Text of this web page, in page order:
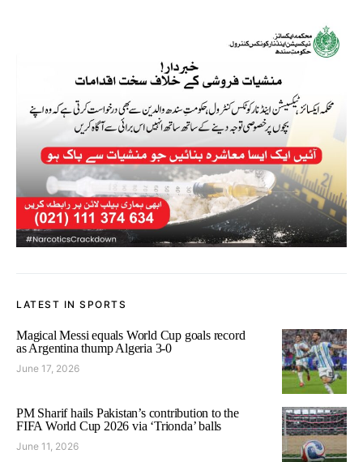
LATEST IN SPORTS
Magical Messi equals World Cup goals record
as Argentina thump Algeria 3-0
June 17, 2026
PM Sharif hails Pakistan’s contribution to the
FIFA World Cup 2026 via ‘Trionda’ balls
June 11, 2026